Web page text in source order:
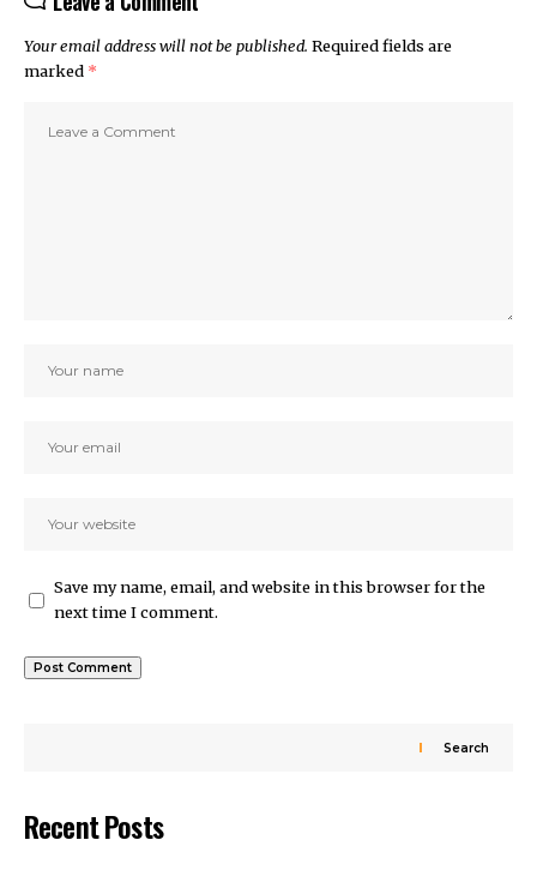
Your email address will not be published. Required fields are
marked *
Save my name, email, and website in this browser for the
next time I comment.
Search
Recent Posts